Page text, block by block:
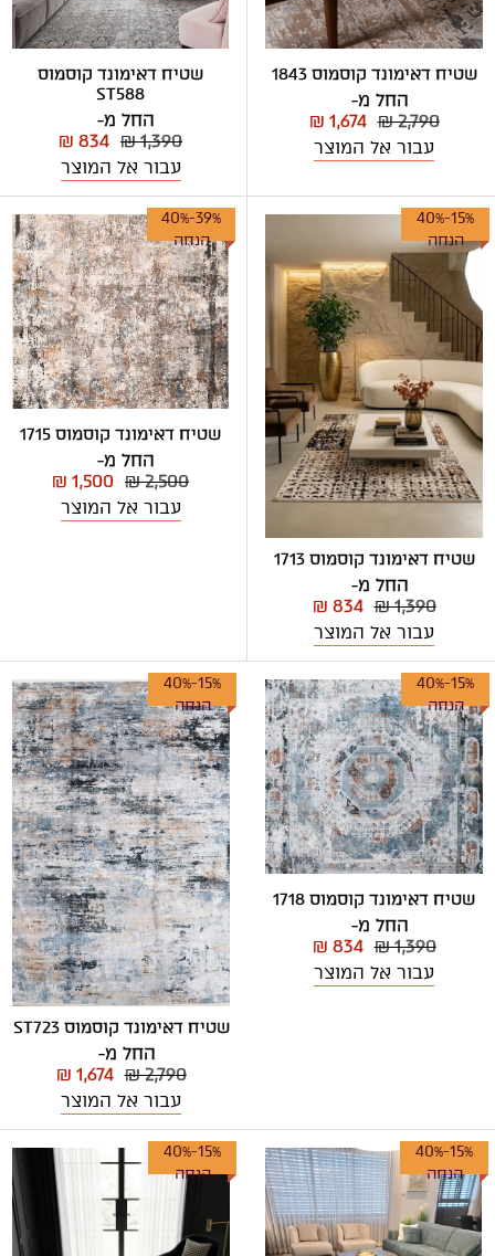
שטיח דאימונד קוסמוס 1843
החל מ-
₪ 2,790
₪ 1,674
עבור אל המוצר
שטיח דאימונד קוסמוס
ST588
החל מ-
₪ 1,390
₪ 834
עבור אל המוצר
15%-40%
הנחה
שטיח דאימונד קוסמוס 1713
החל מ-
₪ 1,390
₪ 834
עבור אל המוצר
39%-40%
הנחה
שטיח דאימונד קוסמוס 1715
החל מ-
₪ 2,500
₪ 1,500
עבור אל המוצר
15%-40%
הנחה
שטיח דאימונד קוסמוס 1718
החל מ-
₪ 1,390
₪ 834
עבור אל המוצר
15%-40%
הנחה
שטיח דאימונד קוסמוס ST723
החל מ-
₪ 2,790
₪ 1,674
עבור אל המוצר
15%-40%
הנחה
15%-40%
הנחה